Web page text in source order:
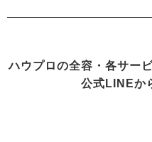
ハウプロの全容・各サー
公式LINEか